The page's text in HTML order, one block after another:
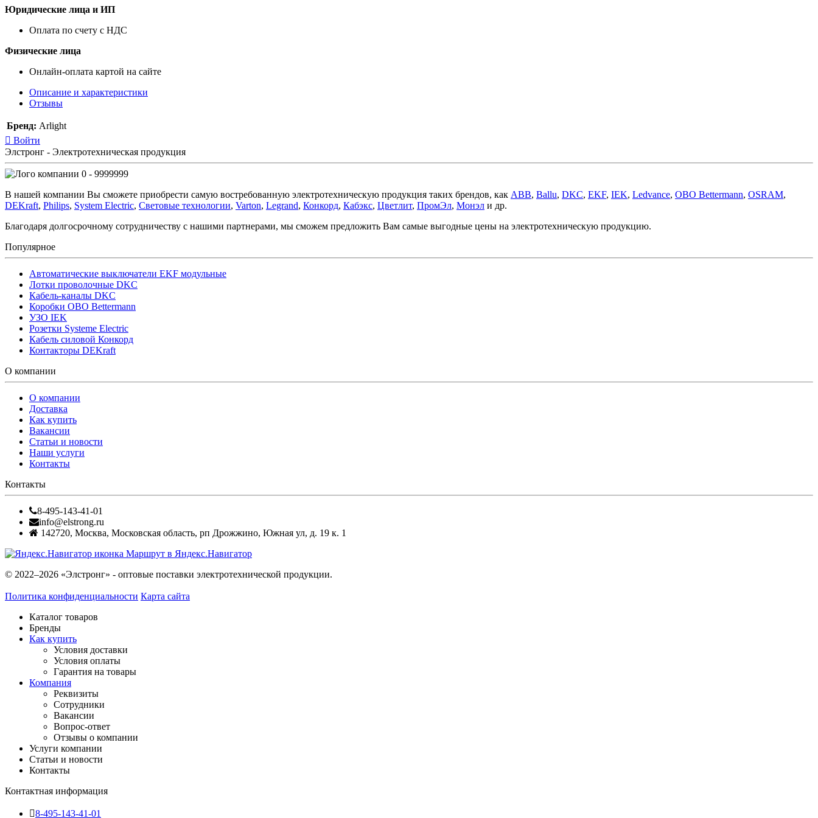
Юридические лица и ИП
Оплата по счету с НДС
Физические лица
Онлайн-оплата картой на сайте
Описание и характеристики
Отзывы
Бренд: Arlight
Войти
Элстронг - Электротехническая продукция
0 - 9999999
В нашей компании Вы сможете приобрести самую востребованную электротехническую продукция таких брендов, как ABB, Ballu, DKC, EKF, IEK, Ledvance, OBO Bettermann, OSRAM,
DEKraft, Philips, System Electric, Световые технологии, Varton, Legrand, Конкорд, Кабэкс, Цветлит, ПромЭл, Монэл и др.
Благодаря долгосрочному сотрудничеству с нашими партнерами, мы сможем предложить Вам самые выгодные цены на электротехническую продукцию.
Популярное
Автоматические выключатели EKF модульные
Лотки проволочные DKC
Кабель-каналы DKC
Коробки OBO Bettermann
УЗО IEK
Розетки Systeme Electric
Кабель силовой Конкорд
Контакторы DEKraft
О компании
О компании
Доставка
Как купить
Вакансии
Статьи и новости
Наши услуги
Контакты
Контакты
8-495-143-41-01
info@elstrong.ru
142720, Москва, Московская область, рп Дрожжино, Южная ул, д. 19 к. 1
Маршрут в Яндекс.Навигатор
© 2022–2026 «Элстронг» - оптовые поставки электротехнической продукции.
Политика конфиденциальности Карта сайта
Каталог товаров
Бренды
Как купить
Условия доставки
Условия оплаты
Гарантия на товары
Компания
Реквизиты
Сотрудники
Вакансии
Вопрос-ответ
Отзывы о компании
Услуги компании
Статьи и новости
Контакты
Контактная информация
8-495-143-41-01